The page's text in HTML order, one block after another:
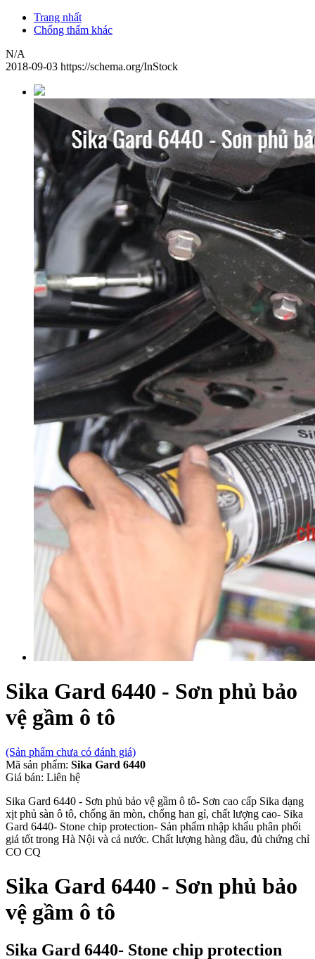
Trang nhất
Chống thấm khác
N/A
2018-09-03 https://schema.org/InStock
Sika Gard 6440 - Sơn phủ bảo
vệ gầm ô tô
(Sản phẩm chưa có đánh giá)
Mã sản phẩm: Sika Gard 6440
Giá bán: Liên hệ
Sika Gard 6440 - Sơn phủ bảo vệ gầm ô tô- Sơn cao cấp Sika dạng
xịt phủ sàn ô tô, chống ăn mòn, chống han gỉ, chất lượng cao- Sika
Gard 6440- Stone chip protection- Sản phẩm nhập khẩu phân phối
giá tốt trong Hà Nội và cả nước. Chất lượng hàng đầu, đủ chứng chỉ
CO CQ
Sika Gard 6440 - Sơn phủ bảo
vệ gầm ô tô
Sika Gard 6440- Stone chip protection